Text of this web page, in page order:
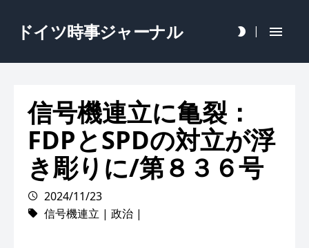
ドイツ時事ジャーナル |
信号機連立に亀裂：
FDPとSPDの対立が浮
き彫りに/第８３６号
2024/11/23
信号機連立 | 政治 |